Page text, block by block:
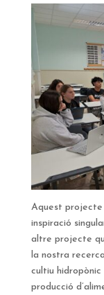
Aquest projecte
inspiració
altre projecte
la nostra
cultiu hidropònic
producció